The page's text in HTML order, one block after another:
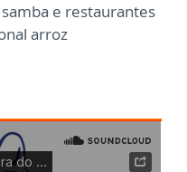
e restaurantes
arroz